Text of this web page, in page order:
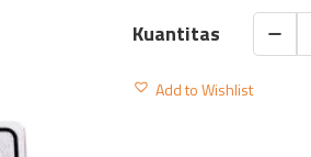
GM
LABEL
Add to Wishlist